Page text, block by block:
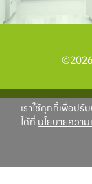
เราใช้คุกกี้เพื่อป
ได้ที่ นโยบายควา